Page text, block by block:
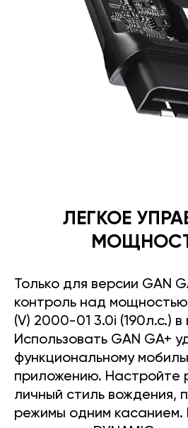
ЛЕГКОЕ
Только для версии GAN
контроль над
(V) 2000-01 3.0i (190л.с.)
Использовать GAN GA+
функциональному
приложению. Настройте
личный стиль вождения,
режимы одним касанием.